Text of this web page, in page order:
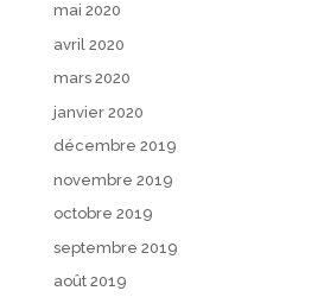
mai 2020
avril 2020
mars 2020
janvier 2020
décembre 2019
novembre 2019
octobre 2019
septembre 2019
août 2019